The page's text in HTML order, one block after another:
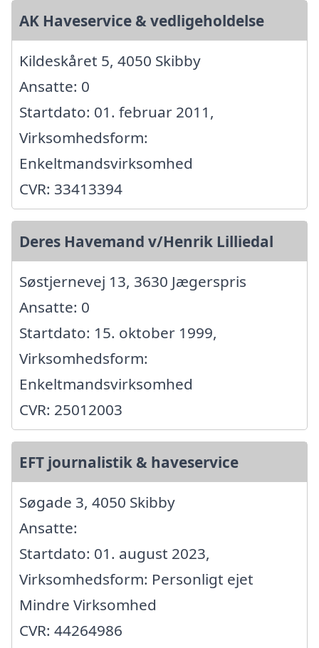
AK Haveservice & vedligeholdelse
Kildeskåret 5, 4050 Skibby
Ansatte: 0
Startdato: 01. februar 2011,
Virksomhedsform:
Enkeltmandsvirksomhed
CVR: 33413394
Deres Havemand v/Henrik Lilliedal
Søstjernevej 13, 3630 Jægerspris
Ansatte: 0
Startdato: 15. oktober 1999,
Virksomhedsform:
Enkeltmandsvirksomhed
CVR: 25012003
EFT journalistik & haveservice
Søgade 3, 4050 Skibby
Ansatte:
Startdato: 01. august 2023,
Virksomhedsform: Personligt ejet
Mindre Virksomhed
CVR: 44264986